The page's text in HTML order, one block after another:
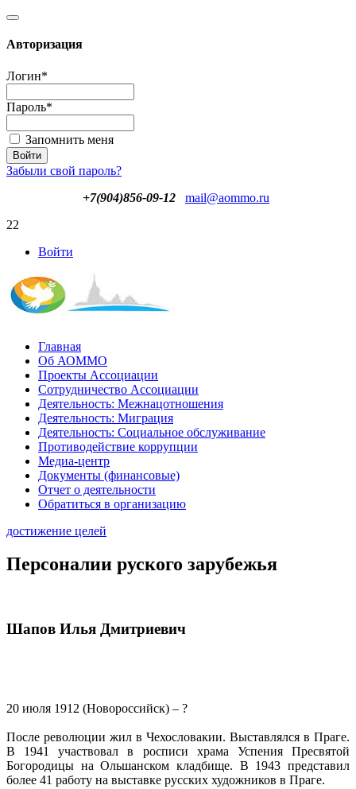
Авторизация
Логин*
Пароль*
Запомнить меня
Забыли свой пароль?
+7(904)856-09-12
mail@aommo.ru
22
Войти
Главная
Об АОММО
Проекты Ассоциации
Сотрудничество Ассоциации
Деятельность: Межнацотношения
Деятельность: Миграция
Деятельность: Социальное обслуживание
Противодействие коррупции
Медиа-центр
Документы (финансовые)
Отчет о деятельности
Обратиться в организацию
достижение целей
Персоналии руского зарубежья
Шапов Илья Дмитриевич
20 июля 1912 (Новороссийск) – ?
После революции жил в Чехословакии. Выставлялся в Праге.
В 1941 участвовал в росписи храма Успения Пресвятой
Богородицы на Ольшанском кладбище. В 1943 представил
более 41 работу на выставке русских художников в Праге.